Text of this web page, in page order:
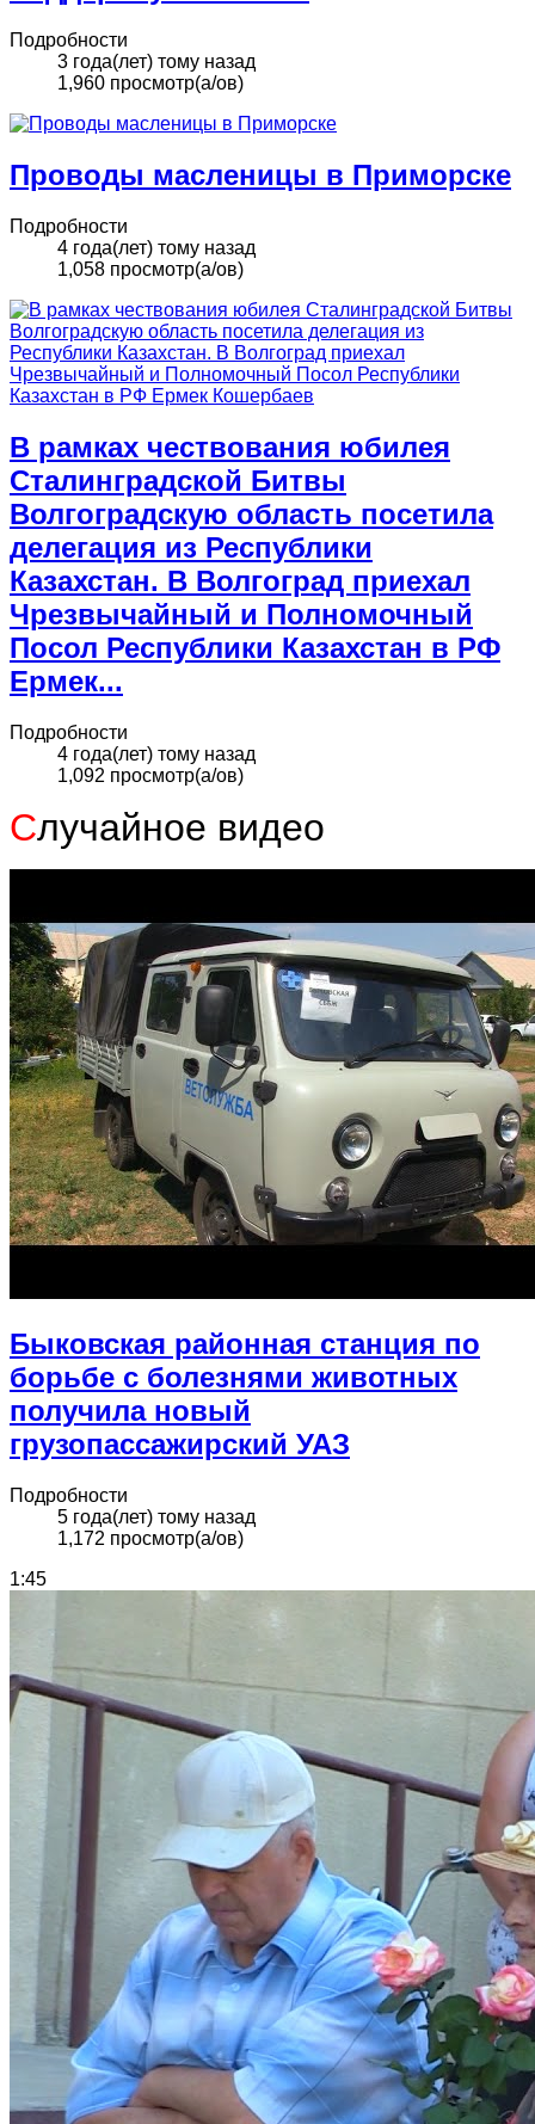
Подробности
3 года(лет) тому назад
1,960 просмотр(а/ов)
Проводы масленицы в Приморске
Подробности
4 года(лет) тому назад
1,058 просмотр(а/ов)
В рамках чествования юбилея
Сталинградской Битвы
Волгоградскую область посетила
делегация из Республики
Казахстан. В Волгоград приехал
Чрезвычайный и Полномочный
Посол Республики Казахстан в РФ
Ермек...
Подробности
4 года(лет) тому назад
1,092 просмотр(а/ов)
Случайное видео
Быковская районная станция по
борьбе с болезнями животных
получила новый
грузопассажирский УАЗ
Подробности
5 года(лет) тому назад
1,172 просмотр(а/ов)
1:45